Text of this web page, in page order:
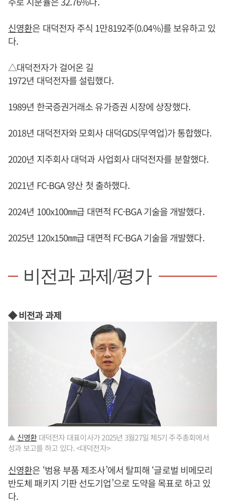
신영환은 대덕전자 주식 1만8192주(0.04%)를 보유하고 있
다.
△대덕전자가 걸어온 길
1972년 대덕전자를 설립했다.
1989년 한국증권거래소 유가증권 시장에 상장했다.
2018년 대덕전자와 모회사 대덕GDS(무역업)가 통합했다.
2020년 지주회사 대덕과 사업회사 대덕전자를 분할했다.
2021년 FC-BGA 양산 첫 출하했다.
2024년 100x100㎜급 대면적 FC-BGA 기술을 개발했다.
2025년 120x150㎜급 대면적 FC-BGA 기술을 개발했다.
비전과 과제/평가
◆ 비전과 과제
▲ 신영환대덕전자 대표이사가 2025년 3월27일 제5기 주주총회에서
성과 보고를 하고 있다. <대덕전자>
신영환은 ‘범용 부품 제조사’에서 탈피해 ‘글로벌 비메모리
반도체 패키지 기판 선도기업’으로 도약을 목표로 하고 있
다.